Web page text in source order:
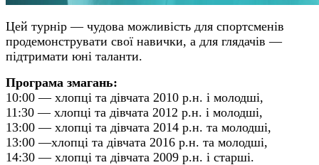
Цей турнір — чудовa можливість для спортсменів
продемонструвати свої навички, а для глядачів —
підтримати юні таланти.
Програма змагань:
10:00 — хлопці та дівчата 2010 р.н. і молодші,
11:30 — хлопці та дівчата 2012 р.н. і молодші,
13:00 — хлопці та дівчата 2014 р.н. та молодші,
13:00 —хлопці та дівчата 2016 р.н. та молодші,
14:30 — хлопці та дівчата 2009 р.н. і старші.